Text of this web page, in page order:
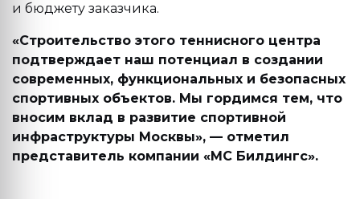
и бюджету заказчика.
«Строительство этого теннисного центра
подтверждает наш потенциал в создании
современных, функциональных и безопасных
спортивных объектов. Мы гордимся тем, что
вносим вклад в развитие спортивной
инфраструктуры Москвы», — отметил
представитель компании «МС Билдингс».